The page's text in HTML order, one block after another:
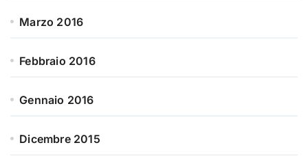
Marzo 2016
Febbraio 2016
Gennaio 2016
Dicembre 2015